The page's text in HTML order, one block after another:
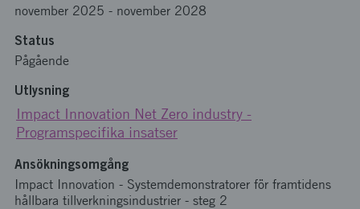
november 2025 - november 2028
Status
Pågående
Utlysning
Impact Innovation Net Zero industry -
Programspecifika insatser
Ansökningsomgång
Impact Innovation - Systemdemonstratorer för framtidens
hållbara tillverkningsindustrier - steg 2